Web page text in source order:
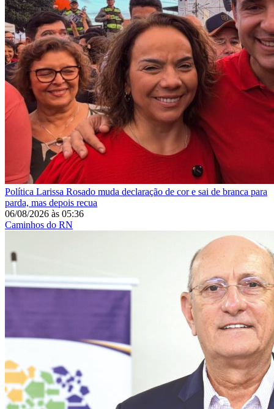
Política Larissa Rosado muda declaração de cor e sai de branca para
parda, mas depois recua
06/08/2026 às 05:36
Caminhos do RN